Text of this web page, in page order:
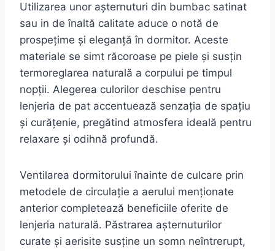
Utilizarea unor așternuturi din bumbac satinat
sau in de înaltă calitate aduce o notă de
prospețime și eleganță în dormitor. Aceste
materiale se simt răcoroase pe piele și susțin
termoreglarea naturală a corpului pe timpul
nopții. Alegerea culorilor deschise pentru
lenjeria de pat accentuează senzația de spațiu
și curățenie, pregătind atmosfera ideală pentru
relaxare și odihnă profundă.
Ventilarea dormitorului înainte de culcare prin
metodele de circulație a aerului menționate
anterior completează beneficiile oferite de
lenjeria naturală. Păstrarea așternuturilor
curate și aerisite susține un somn neîntrerupt,